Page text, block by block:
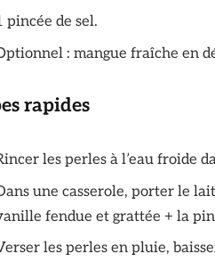
pincée de sel.
: mangue fraîche en
rapides
les perles à l’eau froide
une casserole, porter le
fendue et grattée + la
les perles en pluie,